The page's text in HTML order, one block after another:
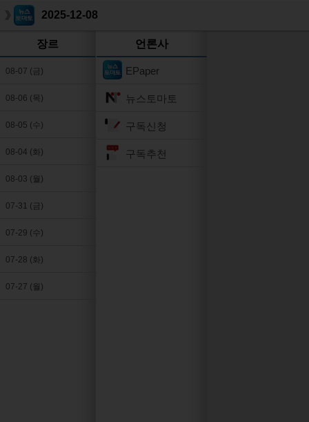
2025-12-08
장르
08-07 (금)
08-06 (목)
08-05 (수)
08-04 (화)
08-03 (월)
07-31 (금)
07-29 (수)
07-28 (화)
07-27 (월)
언론사
EPaper
뉴스토마토
구독신청
구독추천